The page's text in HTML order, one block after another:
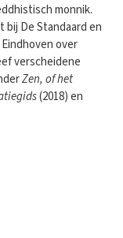
monnik.
De Standaard en
over
verscheidene
Zen, of het
(2018) en